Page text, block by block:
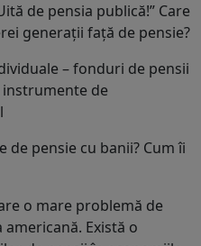
de pensia publică!” Care
generații față de pensie?
– fonduri de pensii
de
de pensie cu banii? Cum îi
o mare problemă de
Există o